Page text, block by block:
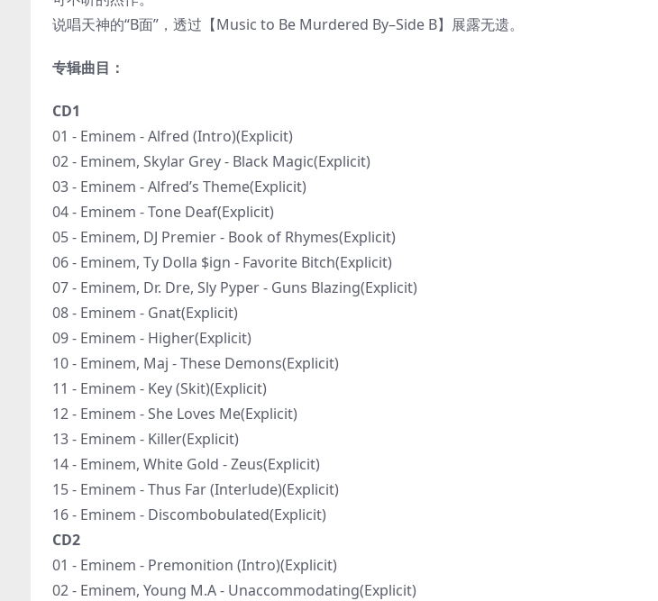
说唱天神的“B面”，透过【Music to Be Murdered By–Side B】展露无遗。
专辑曲目：
CD1
01 - Eminem - Alfred (Intro)(Explicit)
02 - Eminem, Skylar Grey - Black Magic(Explicit)
03 - Eminem - Alfred’s Theme(Explicit)
04 - Eminem - Tone Deaf(Explicit)
05 - Eminem, DJ Premier - Book of Rhymes(Explicit)
06 - Eminem, Ty Dolla $ign - Favorite Bitch(Explicit)
07 - Eminem, Dr. Dre, Sly Pyper - Guns Blazing(Explicit)
08 - Eminem - Gnat(Explicit)
09 - Eminem - Higher(Explicit)
10 - Eminem, Maj - These Demons(Explicit)
11 - Eminem - Key (Skit)(Explicit)
12 - Eminem - She Loves Me(Explicit)
13 - Eminem - Killer(Explicit)
14 - Eminem, White Gold - Zeus(Explicit)
15 - Eminem - Thus Far (Interlude)(Explicit)
16 - Eminem - Discombobulated(Explicit)
CD2
01 - Eminem - Premonition (Intro)(Explicit)
02 - Eminem, Young M.A - Unaccommodating(Explicit)